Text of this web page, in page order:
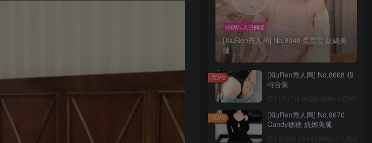
100W+人已阅读
[XiuRen秀人网] No.9040 蛋蛋宝 妩媚美
腿
[XiuRen秀人网] No.8668 模
特合集
11月17日 00:28 100W+人已阅读
TOP2
[XiuRen秀人网] No.9670
Candy糖糖 妩媚美腿
1月30日 23:14 100W+人已阅读
TOP3